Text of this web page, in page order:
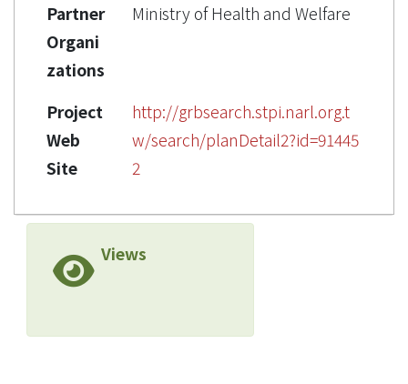
Partner
Organi
zations
Ministry of Health and Welfare
Project
Web
Site
http://grbsearch.stpi.narl.org.t
w/search/planDetail2?id=91445
2
Views